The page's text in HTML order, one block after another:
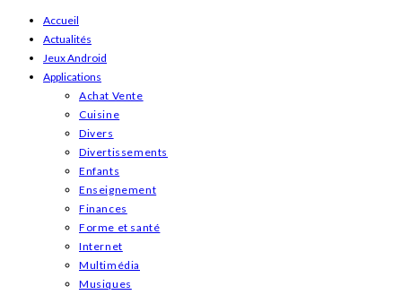
Skip
content
Accueil
Actualités
Jeux Android
Applications
Achat Vente
Cuisine
Divers
Divertissements
Enfants
Enseignement
Finances
Forme et santé
Internet
Multimédia
Musiques